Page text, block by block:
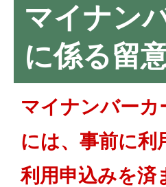
マイナン
に係る留
マイナンバーカ
には、事前に利
利用申込みを済